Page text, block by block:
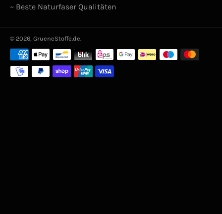
~ Beste Naturfaser Qualitäten
© 2026, GrueneStoffe.de.
Zahlungsarten